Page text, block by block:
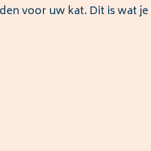
voor uw kat. Dit is wat